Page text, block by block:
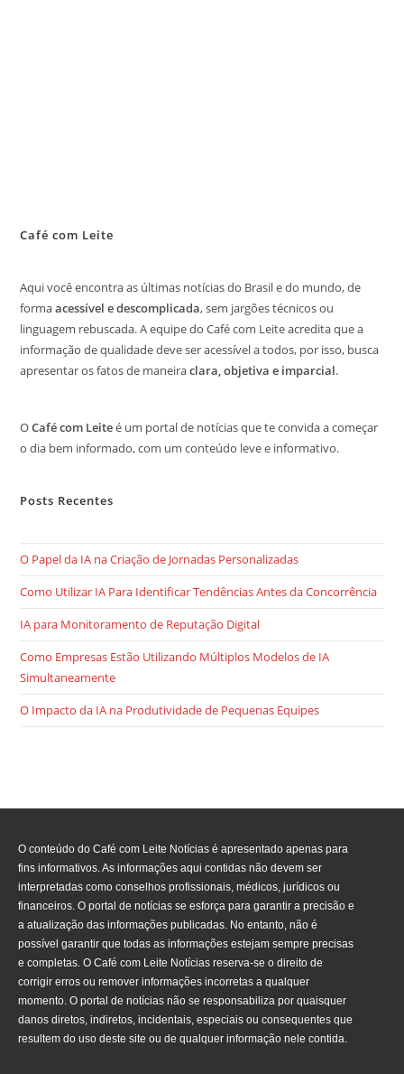
Café com Leite
Aqui você encontra as últimas notícias do Brasil e do mundo, de
formaacessível e descomplicada, sem jargões técnicos ou
linguagem rebuscada. A equipe do Café com Leite acredita que a
informação de qualidade deve ser acessível a todos, por isso, busca
apresentar os fatos de maneiraclara, objetiva e imparcial.
OCafé com Leiteé um portal de notícias que te convida a começar
o dia bem informado, com um conteúdo leve e informativo.
Posts Recentes
O Papel da IA na Criação de Jornadas Personalizadas
Como Utilizar IA Para Identificar Tendências Antes da Concorrência
IA para Monitoramento de Reputação Digital
Como Empresas Estão Utilizando Múltiplos Modelos de IA
Simultaneamente
O Impacto da IA na Produtividade de Pequenas Equipes
O conteúdo do Café com Leite Notícias é apresentado apenas para
fins informativos. As informações aqui contidas não devem ser
interpretadas como conselhos profissionais, médicos, jurídicos ou
financeiros. O portal de notícias se esforça para garantir a precisão e
a atualização das informações publicadas. No entanto, não é
possível garantir que todas as informações estejam sempre precisas
e completas. O Café com Leite Notícias reserva-se o direito de
corrigir erros ou remover informações incorretas a qualquer
momento. O portal de notícias não se responsabiliza por quaisquer
danos diretos, indiretos, incidentais, especiais ou consequentes que
resultem do uso deste site ou de qualquer informação nele contida.